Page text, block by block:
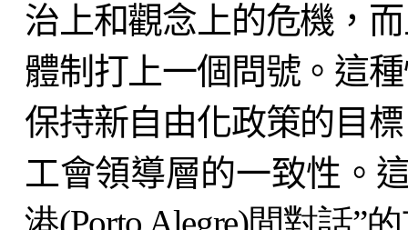
治上和觀念上的危機，
體制打上一個問號。這
保持新自由化政策的目
工會領導層的一致性。